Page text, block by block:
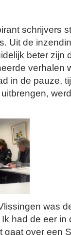
schrijvers
Uit de
beter zijn
verhalen
in de pauze,
was
had de eer in
gaat over een